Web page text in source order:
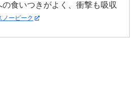
の食いつきがよく、衝撃も吸収
ノーピーク